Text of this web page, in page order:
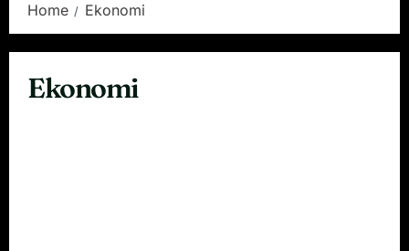
Home Ekonomi
Ekonomi